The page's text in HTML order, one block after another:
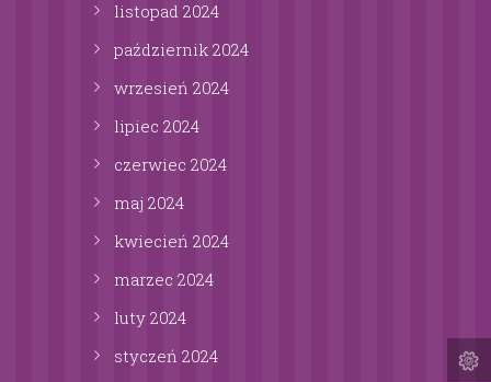
listopad 2024
październik 2024
wrzesień 2024
lipiec 2024
czerwiec 2024
maj 2024
kwiecień 2024
marzec 2024
luty 2024
styczeń 2024